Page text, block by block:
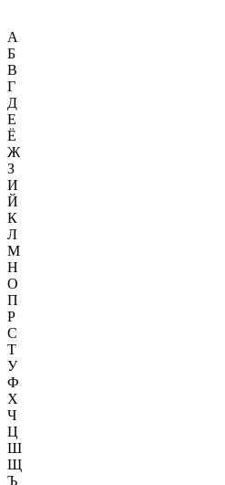
А
Б
В
Г
Д
Е
Ё
Ж
З
И
Й
К
Л
М
Н
О
П
Р
С
Т
У
Ф
Х
Ч
Ц
Ш
Щ
Ъ